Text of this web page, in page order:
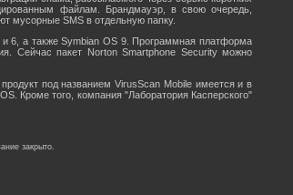
файлам. Брандмауэр, в свою очередь,
мусорные SMS в отдельную папку.
6, а также Symbian OS 9. Программная платформа
Сейчас пакет Norton Smartphone Security можно
под названием VirusScan Mobile имеется и в
Кроме того, компания "Лаборатория Касперского"
закрыто.